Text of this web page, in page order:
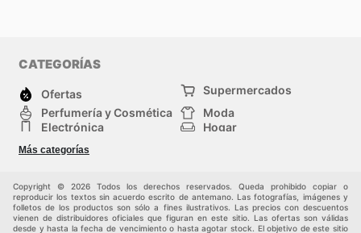
CATEGORÍAS
Ofertas
Supermercados
Perfumería y Cosmética
Moda
Electrónica
Hogar
Deporte
Juguetes y bebés
Más categorías
Copyright © 2026 Todos los derechos reservados. Queda prohibido copiar o
reproducir los textos sin acuerdo escrito de antemano. Las fotografías, imágenes y
folletos de los productos son sólo a fines ilustrativos. Las precios con descuentos
vienen de distribuidores oficiales que figuran en este sitio. Las ofertas son válidas
desde y hasta la fecha de vencimiento o hasta agotar stock. El objetivo de este sitio